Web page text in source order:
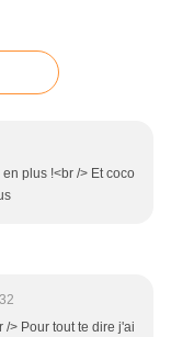
plus !<br /> Et coco
/> Pour tout te dire j'ai